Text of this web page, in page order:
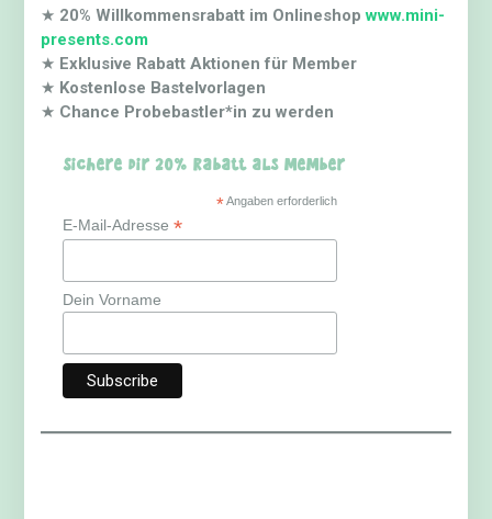
★ 20% Willkommensrabatt im Onlineshopwww.mini-
presents.com
★ Exklusive Rabatt Aktionen für Member
★ Kostenlose Bastelvorlagen
★ Chance Probebastler*in zu werden
Sichere dir 20% Rabatt als Member
*Angaben erforderlich
E-Mail-Adresse*
Dein Vorname